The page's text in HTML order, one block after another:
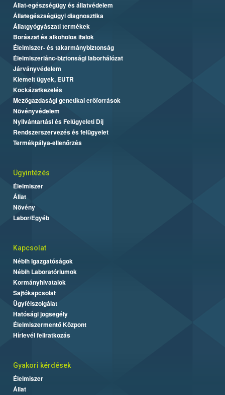
Állat-egészségügy és állatvédelem
Állategészségügyi diagnosztika
Állatgyógyászati termékek
Borászat és alkoholos italok
Élelmiszer- és takarmánybiztonság
Élelmiszerlánc-biztonsági laborhálózat
Járványvédelem
Kiemelt ügyek, EUTR
Kockázatkezelés
Mezőgazdasági genetikai erőforrások
Növényvédelem
Nyilvántartási és Felügyeleti Díj
Rendszerszervezés és felügyelet
Termékpálya-ellenőrzés
Ügyintézés
Élelmiszer
Állat
Növény
Labor/Egyéb
Kapcsolat
Nébih Igazgatóságok
Nébih Laboratóriumok
Kormányhivatalok
Sajtókapcsolat
Ügyfélszolgálat
Hatósági jogsegély
Élelmiszermentő Központ
Hírlevél feliratkozás
Gyakori kérdések
Élelmiszer
Állat